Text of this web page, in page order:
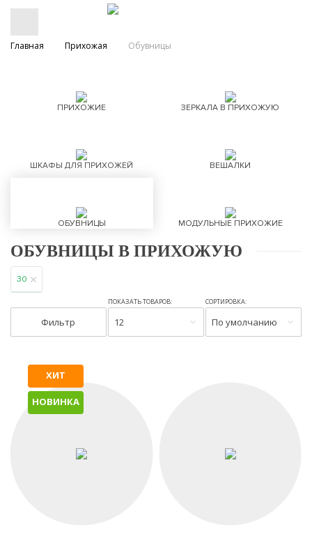
Главная Прихожая Обувницы
ПРИХОЖИЕ ЗЕРКАЛА В ПРИХОЖУЮ
ШКАФЫ ДЛЯ ПРИХОЖЕЙ ВЕШАЛКИ
ОБУВНИЦЫ МОДУЛЬНЫЕ ПРИХОЖИЕ
ОБУВНИЦЫ В ПРИХОЖУЮ
30
Фильтр
ПОКАЗАТЬ ТОВАРОВ:
12
СОРТИРОВКА:
По умолчанию
ХИТ
НОВИНКА